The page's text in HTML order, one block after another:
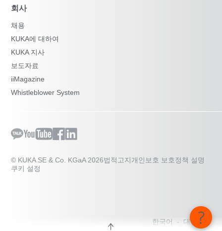
회사
채용
KUKA에 대하여
KUKA 지사
보도자료
iiMagazine
Whistleblower System
© KUKA SE & Co. KGaA 2026법적고지개인보호 보호정책 설명
쿠키 설정
한국어 - 대한민국